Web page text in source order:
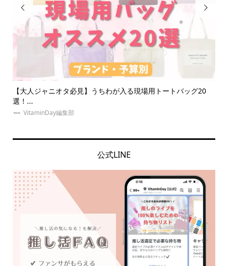

が入る現場用トートバッグ20
推し・本人不在の誕生日会で準備

公式LINE